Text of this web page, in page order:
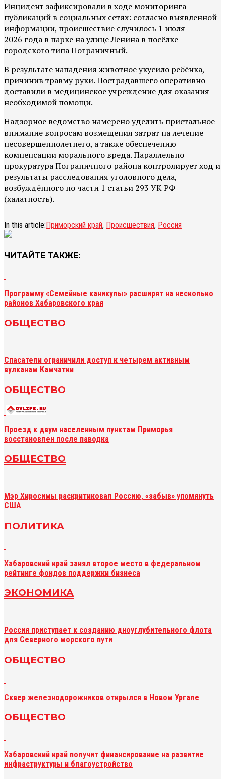
Инцидент зафиксировали в ходе мониторинга
публикаций в социальных сетях: согласно выявленной
информации, происшествие случилось 1 июля
2026 года в парке на улице Ленина в посёлке
городского типа Пограничный.
В результате нападения животное укусило ребёнка,
причинив травму руки. Пострадавшего оперативно
доставили в медицинское учреждение для оказания
необходимой помощи.
Надзорное ведомство намерено уделить пристальное
внимание вопросам возмещения затрат на лечение
несовершеннолетнего, а также обеспечению
компенсации морального вреда. Параллельно
прокуратура Пограничного района контролирует ход и
результаты расследования уголовного дела,
возбуждённого по части 1 статьи 293 УК РФ
(халатность).
In this article: Приморский край, Происшествия, Россия
ЧИТАЙТЕ ТАКЖЕ:
Программу «Семейные каникулы» расширят на несколько
районов Хабаровского края
ОБЩЕСТВО
Спасатели ограничили доступ к четырем активным
вулканам Камчатки
ОБЩЕСТВО
Проезд к двум населенным пунктам Приморья
восстановлен после паводка
ОБЩЕСТВО
Мэр Хиросимы раскритиковал Россию, «забыв» упомянуть
США
ПОЛИТИКА
Хабаровский край занял второе место в федеральном
рейтинге фондов поддержки бизнеса
ЭКОНОМИКА
Россия приступает к созданию дноуглубительного флота
для Северного морского пути
ОБЩЕСТВО
Сквер железнодорожников открылся в Новом Ургале
ОБЩЕСТВО
Хабаровский край получит финансирование на развитие
инфраструктуры и благоустройство